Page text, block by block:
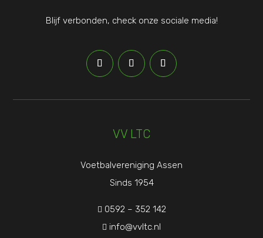
Blijf verbonden, check onze sociale media!
VV LTC
Voetbalvereniging Assen
Sinds 1954
 0592 – 352 142
 info@vvltc.nl